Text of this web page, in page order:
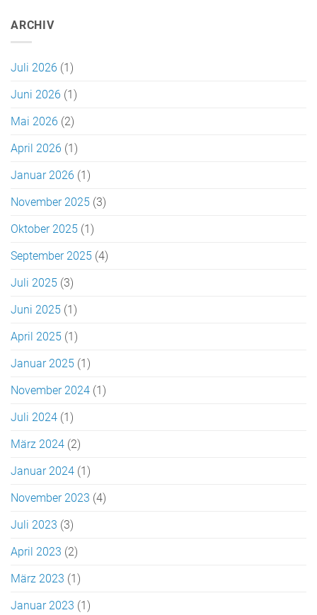
ARCHIV
Juli 2026 (1)
Juni 2026 (1)
Mai 2026 (2)
April 2026 (1)
Januar 2026 (1)
November 2025 (3)
Oktober 2025 (1)
September 2025 (4)
Juli 2025 (3)
Juni 2025 (1)
April 2025 (1)
Januar 2025 (1)
November 2024 (1)
Juli 2024 (1)
März 2024 (2)
Januar 2024 (1)
November 2023 (4)
Juli 2023 (3)
April 2023 (2)
März 2023 (1)
Januar 2023 (1)